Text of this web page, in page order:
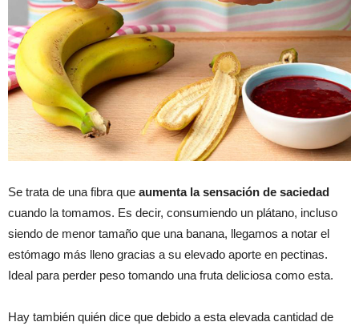
Se trata de una fibra que aumenta la sensación de saciedad
cuando la tomamos. Es decir, consumiendo un plátano, incluso
siendo de menor tamaño que una banana, llegamos a notar el
estómago más lleno gracias a su elevado aporte en pectinas.
Ideal para perder peso tomando una fruta deliciosa como esta.
Hay también quién dice que debido a esta elevada cantidad de